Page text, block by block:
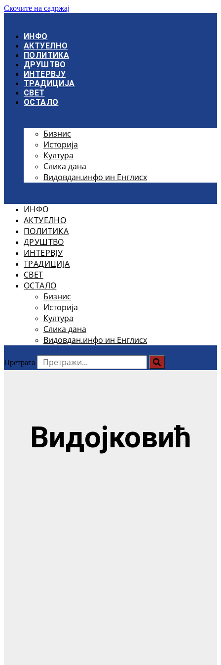
Скочите на садржај
ИНФО
АКТУЕЛНО
ПОЛИТИКА
ДРУШТВО
ИНТЕРВЈУ
ТРАДИЦИЈА
СВЕТ
ОСТАЛО
Бизнис
Историја
Култура
Слика дана
Видовдан.инфо ин Енглисх
ИНФО
АКТУЕЛНО
ПОЛИТИКА
ДРУШТВО
ИНТЕРВЈУ
ТРАДИЦИЈА
СВЕТ
ОСТАЛО
Бизнис
Историја
Култура
Слика дана
Видовдан.инфо ин Енглисх
Претрага
Видојковић